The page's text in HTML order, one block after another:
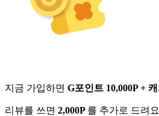
지금 가입하면 G포인트 10,000P +
리뷰를 쓰면 2,000P 를 추가로 드려